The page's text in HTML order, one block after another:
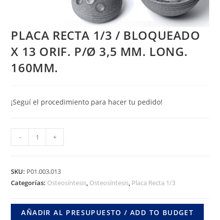
PLACA RECTA 1/3 / BLOQUEADO
X 13 ORIF. P/Ø 3,5 MM. LONG.
160MM.
¡Seguí el procedimiento para hacer tu pedido!
RECTA
/
BLOQUEADO
- +
SKU: P01.003.013
Categorías: Osteosíntesis, Osteosíntesis, Placa Recta 1/3
AÑADIR AL PRESUPUESTO / ADD TO BUDGET